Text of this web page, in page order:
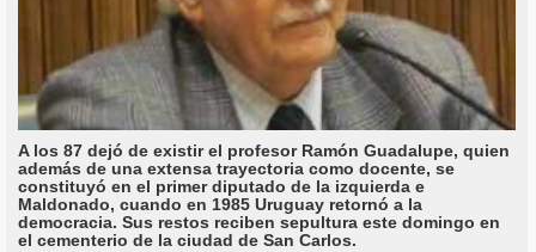
A los 87 dejó de existir el profesor Ramón Guadalupe, quien
además de una extensa trayectoria como docente, se
constituyó en el primer diputado de la izquierda e
Maldonado, cuando en 1985 Uruguay retornó a la
democracia. Sus restos reciben sepultura este domingo en
el cementerio de la ciudad de San Carlos.